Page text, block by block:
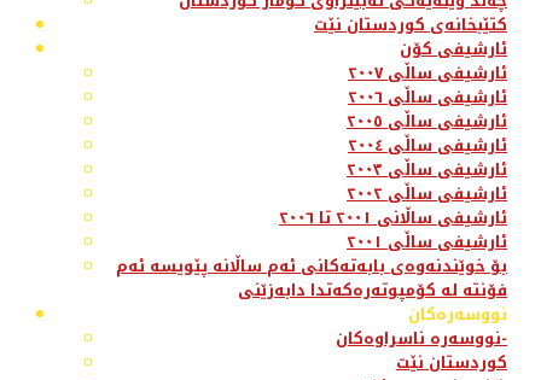
کتێبخانەی کوردستان نێت
ئارشیفی کۆن
ئارشیفی ساڵی ٢٠٠٧
ئارشیفی ساڵی ٢٠٠٦
ئارشیفی ساڵی ٢٠٠٥
ئارشیفی ساڵی ٢٠٠٤
ئارشیفی ساڵی ٢٠٠٣
ئارشیفی ساڵی ٢٠٠٢
ئارشیفی ساڵانی ٢٠٠١ تا ٢٠٠٦
ئارشیفی ساڵی ٢٠٠١
بۆ خوێندنەوەی بابەتەکانی ئەم ساڵانە پێویسە ئەم
فۆنتە لە کۆمپوتەرەکەتدا دابەزێنی
نووسەرەکان
نووسەرە ناسراوەکان-
کوردستان نێت